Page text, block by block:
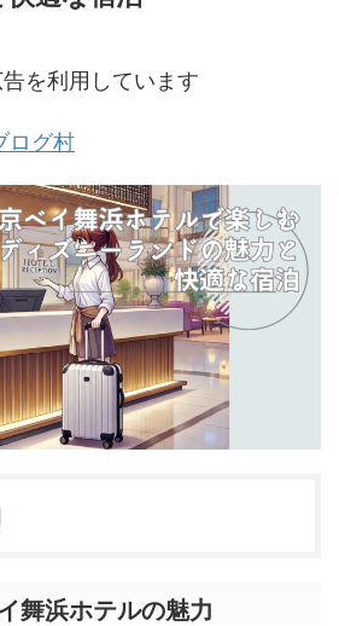
を利用しています
ログ村
舞浜ホテルの魅力